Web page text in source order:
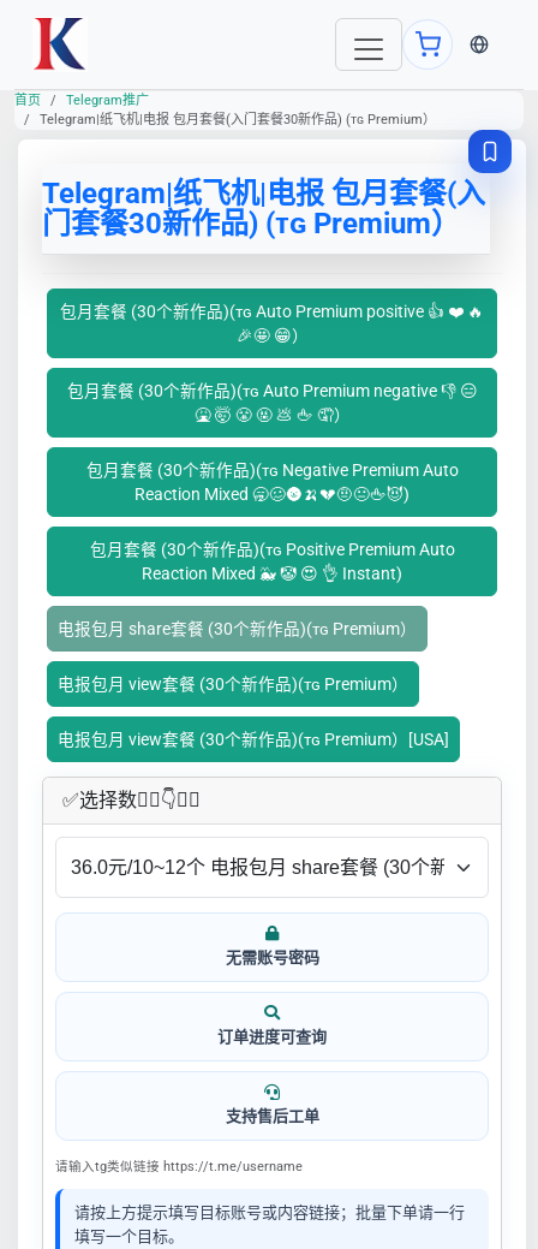
当前语
首页
Telegram推广
Telegram|纸飞机|电报 包月套餐(入门套餐30新作品) (ᴛɢ Premium）
Telegram|纸飞机|电报 包月套餐(入
门套餐30新作品) (ᴛɢ Premium）
包月套餐 (30个新作品)(ᴛɢ Auto Premium positive 👍 ❤️ 🔥
🎉🤩 😁）
包月套餐 (30个新作品)(ᴛɢ Auto Premium negative 👎 😑
🤮 🤯 😤 🤬 💩 🖕 🤦）
包月套餐 (30个新作品)(ᴛɢ Negative Premium Auto
Reaction Mixed 🥱🥴🌚🍌💔🤨😐🖕😈)
包月套餐 (30个新作品)(ᴛɢ Positive Premium Auto
Reaction Mixed 🐳 🤡 😍 👌 Instant)
电报包月 share套餐 (30个新作品)(ᴛɢ Premium）
电报包月 view套餐 (30个新作品)(ᴛɢ Premium）
电报包月 view套餐 (30个新作品)(ᴛɢ Premium）[USA]
✅​选择数👇🏻​​👇👇🏻​​
无需账号密码
订单进度可查询
支持售后工单
请输入tg类似链接 https://t.me/username
请按上方提示填写目标账号或内容链接；批量下单请一行
填写一个目标。